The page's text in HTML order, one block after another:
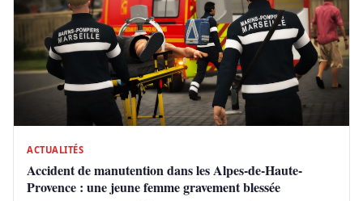
ACTUALITÉS
Accident de manutention dans les Alpes-de-Haute-
Provence : une jeune femme gravement blessée